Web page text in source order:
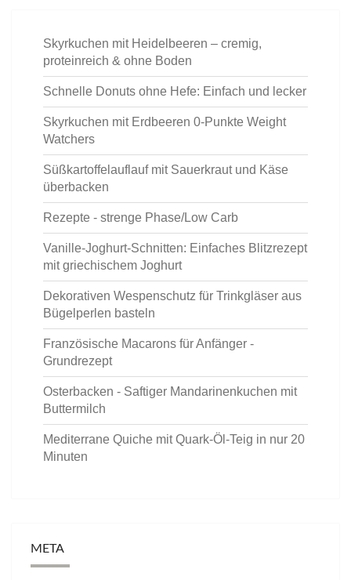
Skyrkuchen mit Heidelbeeren – cremig,
proteinreich & ohne Boden
Schnelle Donuts ohne Hefe: Einfach und lecker
Skyrkuchen mit Erdbeeren 0-Punkte Weight
Watchers
Süßkartoffelauflauf mit Sauerkraut und Käse
überbacken
Rezepte - strenge Phase/Low Carb
Vanille-Joghurt-Schnitten: Einfaches Blitzrezept
mit griechischem Joghurt
Dekorativen Wespenschutz für Trinkgläser aus
Bügelperlen basteln
Französische Macarons für Anfänger -
Grundrezept
Osterbacken - Saftiger Mandarinenkuchen mit
Buttermilch
Mediterrane Quiche mit Quark-Öl-Teig in nur 20
Minuten
META